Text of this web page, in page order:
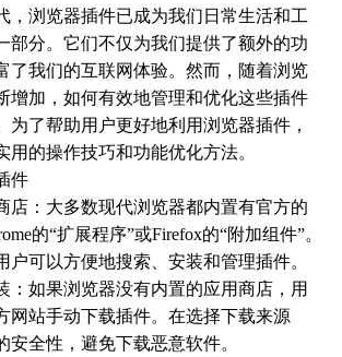
，浏览器插件已成为我们日常生活和工
部分。它们不仅为我们提供了额外的功
了我们的互联网体验。然而，随着浏览
增加，如何有效地管理和优化这些插件
为了帮助用户更好地利用浏览器插件，
用的操作技巧和功能优化方法。
件
店：大多数现代浏览器都内置有官方的
的“扩展程序”或Firefox的“附加组件”。
户可以方便地搜索、安装和管理插件。
：如果浏览器没有内置的应用商店，用
网站手动下载插件。在选择下载来源
安全性，避免下载恶意软件。